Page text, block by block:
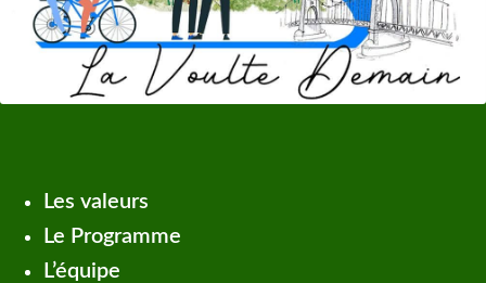
Les valeurs
Le Programme
L’équipe